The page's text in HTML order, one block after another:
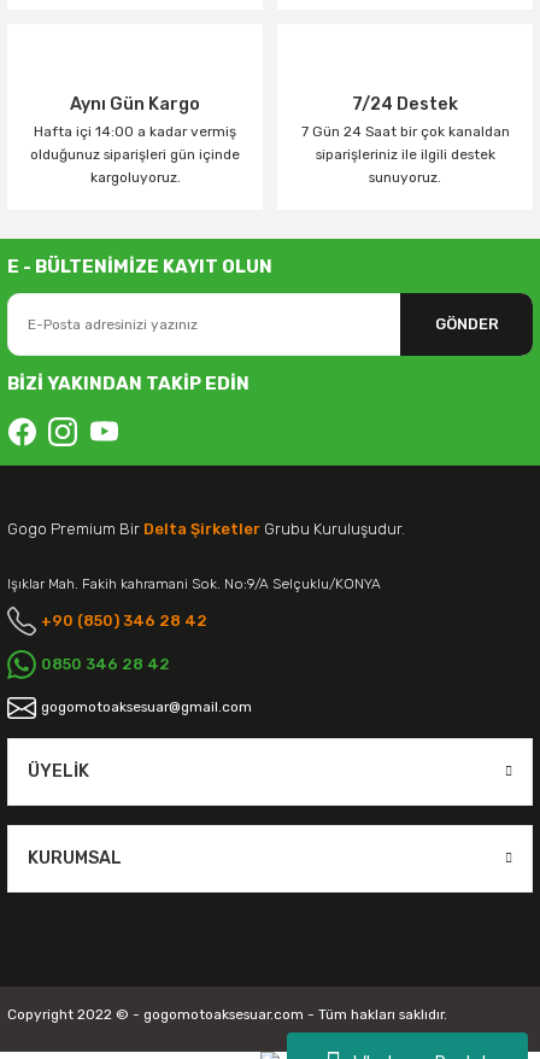
Aynı Gün Kargo
Hafta içi 14:00 a kadar vermiş
olduğunuz siparişleri gün içinde
kargoluyoruz.
7/24 Destek
7 Gün 24 Saat bir çok kanaldan
siparişleriniz ile ilgili destek
sunuyoruz.
E - BÜLTENİMİZE KAYIT OLUN
GÖNDER
BİZİ YAKINDAN TAKİP EDİN
Gogo Premium Bir Delta Şirketler Grubu Kuruluşudur.
Işıklar Mah. Fakih kahramani Sok. No:9/A Selçuklu/KONYA
+90 (850) 346 28 42
0850 346 28 42
gogomotoaksesuar@gmail.com
ÜYELIK
KURUMSAL
Copyright 2022 © - gogomotoaksesuar.com - Tüm hakları saklıdır.